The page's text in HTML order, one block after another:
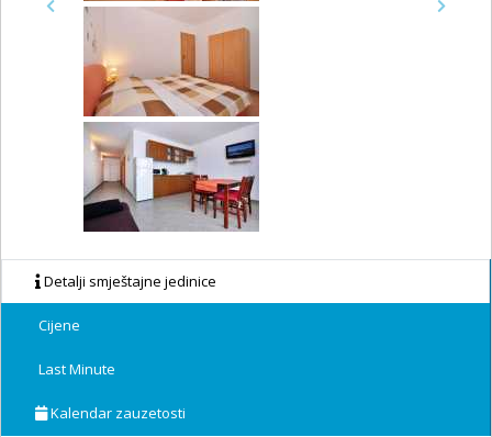
Previous Next
Detalji smještajne jedinice
Cijene
Last Minute
Kalendar zauzetosti